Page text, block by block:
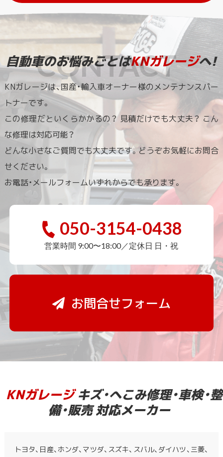
自動車のお悩みごとはKNガレージへ!
KNガレージは、国産・輸入車オーナー様のメンテナンスパー
トナーです。
この修理だといくらかかるの？ 見積だけでも大丈夫？ こん
な修理は対応可能？
どんな小さなご質問でも大丈夫です。どうぞお気軽にお問合
せください。
お電話・メールフォームいずれからでも承ります。
050-3154-0438
営業時間 9:00〜18:00／定休日 日・祝
お問合せフォーム
KNガレージキズ・へこみ修理・車検・整
備・販売 対応メーカー
トヨタ、日産、ホンダ、マツダ、スズキ、スバル、ダイハツ、三菱、